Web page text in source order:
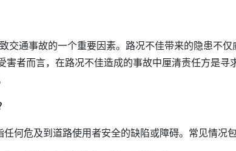
交通事故的一个重要因素。路况不佳带来的隐患不
害者而言，在路况不佳造成的事故中厘清责任方是寻
危及到道路使用者安全的缺陷或障碍。常见情况包